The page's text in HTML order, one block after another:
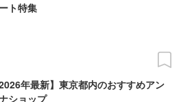
ト特集
2026年最新】東京都内のおすすめアン
ショップ